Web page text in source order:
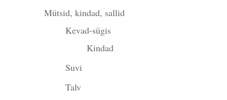
Mütsid, kindad, sallid
Kevad-sügis
Kindad
Suvi
Talv